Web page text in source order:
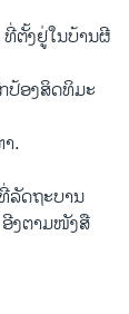
ຕັ້ງ​ຢູ່​ໃນບ້ານຜີ​
ປ້ອງ​ສິດທິ​ມະ
​.
ລັດຖະບານ
ງ​ຕາມ​ໜັງ​ສື​